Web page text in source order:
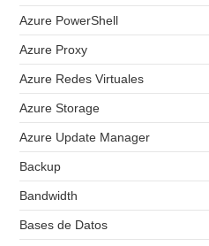
Azure PowerShell
Azure Proxy
Azure Redes Virtuales
Azure Storage
Azure Update Manager
Backup
Bandwidth
Bases de Datos